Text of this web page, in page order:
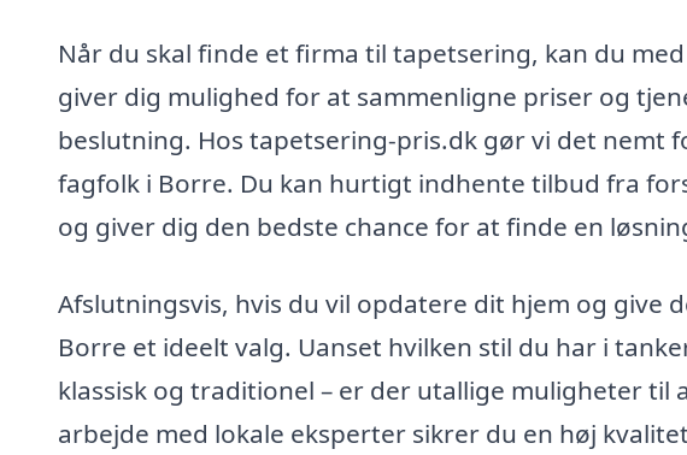
Når du skal finde et firma til tapetsering, kan du
giver dig mulighed for at sammenligne priser og
beslutning. Hos tapetsering-pris.dk gør vi det nemt
fagfolk i Borre. Du kan hurtigt indhente tilbud fra
og giver dig den bedste chance for at finde en
Afslutningsvis, hvis du vil opdatere dit hjem og give
Borre et ideelt valg. Uanset hvilken stil du har i
klassisk og traditionel – er der utallige muligheter
arbejde med lokale eksperter sikrer du en høj